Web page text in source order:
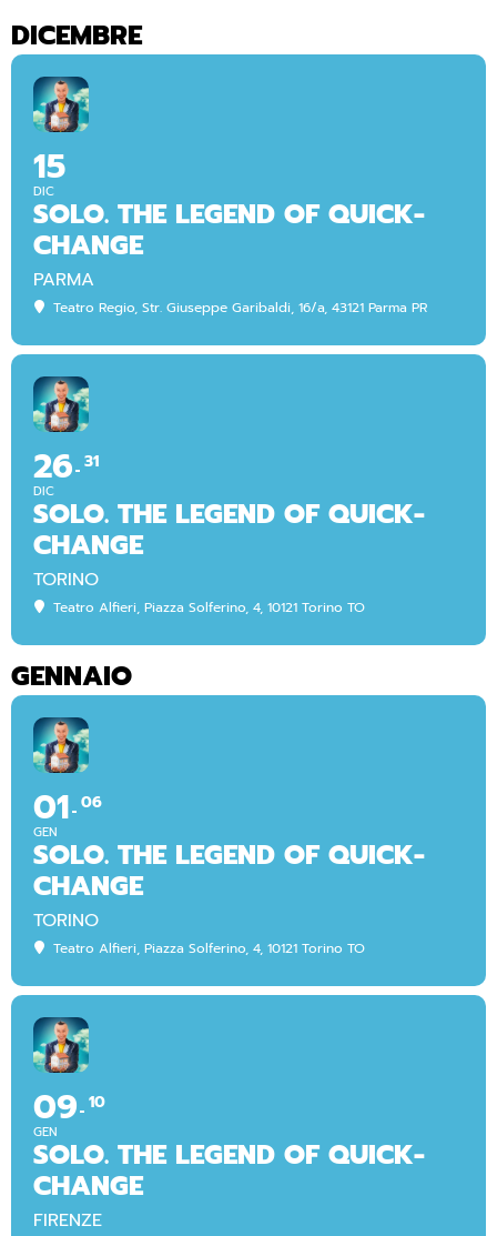
DICEMBRE
15
DIC
SOLO. THE LEGEND OF QUICK-
CHANGE
PARMA
Teatro Regio, Str. Giuseppe Garibaldi, 16/a, 43121 Parma PR
26
DIC
31
SOLO. THE LEGEND OF QUICK-
CHANGE
TORINO
Teatro Alfieri, Piazza Solferino, 4, 10121 Torino TO
GENNAIO
01
GEN
06
SOLO. THE LEGEND OF QUICK-
CHANGE
TORINO
Teatro Alfieri, Piazza Solferino, 4, 10121 Torino TO
09
GEN
10
SOLO. THE LEGEND OF QUICK-
CHANGE
FIRENZE